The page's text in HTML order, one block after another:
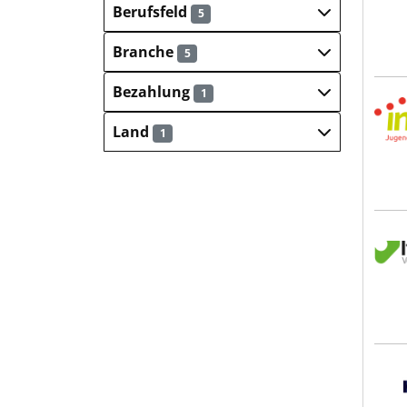
Berufsfeld 5
Branche 5
Bezahlung 1
Land 1